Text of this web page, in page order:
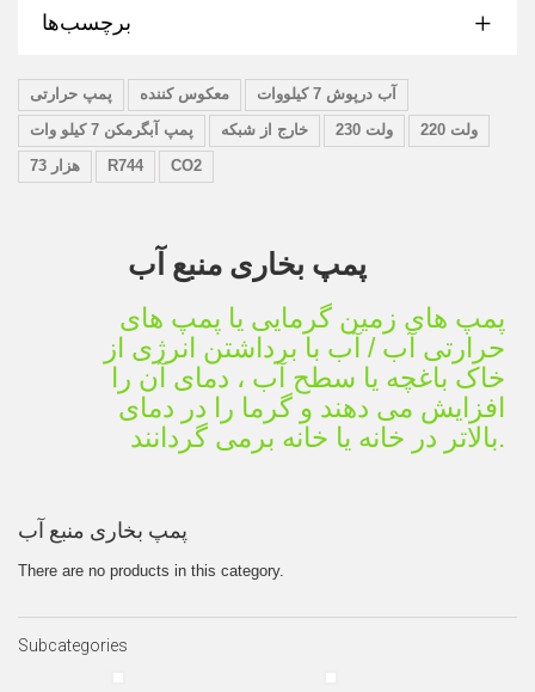
برچسب‌ها
پمپ حرارتی معکوس کننده
آب درپوش 7 کیلووات
پمپ آبگرمکن 7 کیلو وات
خارج از شبکه 230 ولت
220 ولت
73 هزار
R744 CO2
پمپ بخاری منبع آب
پمپ های زمین گرمایی یا پمپ های
حرارتی آب / آب با برداشتن انرژی از
خاک باغچه یا سطح آب ، دمای آن را
افزایش می دهند و گرما را در دمای
بالاتر در خانه یا خانه برمی گردانند.
There are no products in this category.
Subcategories